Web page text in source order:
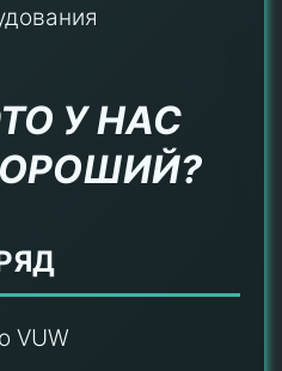
У НАС
VUW